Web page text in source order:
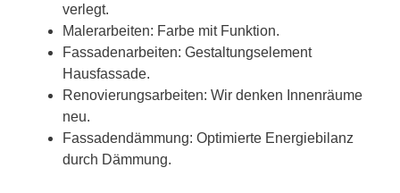
verlegt.
Malerarbeiten: Farbe mit Funktion.
Fassadenarbeiten: Gestaltungselement
Hausfassade.
Renovierungsarbeiten: Wir denken Innenräume
neu.
Fassadendämmung: Optimierte Energiebilanz
durch Dämmung.